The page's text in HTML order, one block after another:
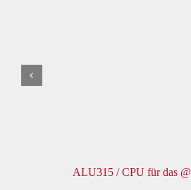
ALU315 / CPU für das